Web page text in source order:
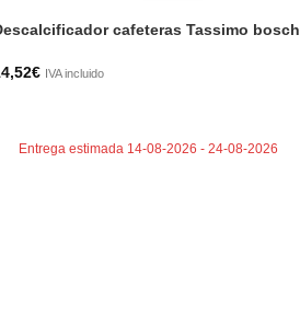
cafeteras Tassimo bosch
€ IVA incluido
Entrega estimada 14-08-2026 - 24-08-2026